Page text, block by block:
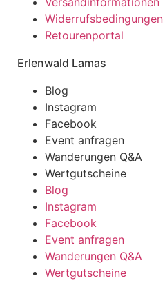
Widerrufsbedingungen
Retourenportal
Erlenwald Lamas
Blog
Instagram
Facebook
Event anfragen
Wanderungen Q&A
Wertgutscheine
Blog
Instagram
Facebook
Event anfragen
Wanderungen Q&A
Wertgutscheine